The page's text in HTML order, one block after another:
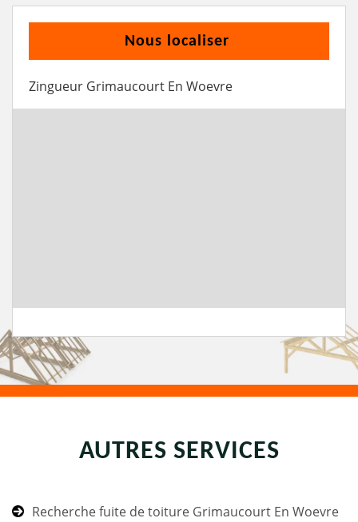
Nous localiser
Zingueur Grimaucourt En Woevre
AUTRES SERVICES
Recherche fuite de toiture Grimaucourt En Woevre